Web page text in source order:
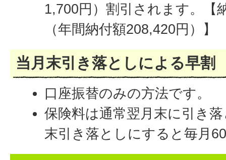
1,700円）割引されます。【
（年間納付額208,420円）】
当月末引き落としによる早割
口座振替のみの方法です。
保険料は通常翌月末に引き
末引き落としにすると毎月